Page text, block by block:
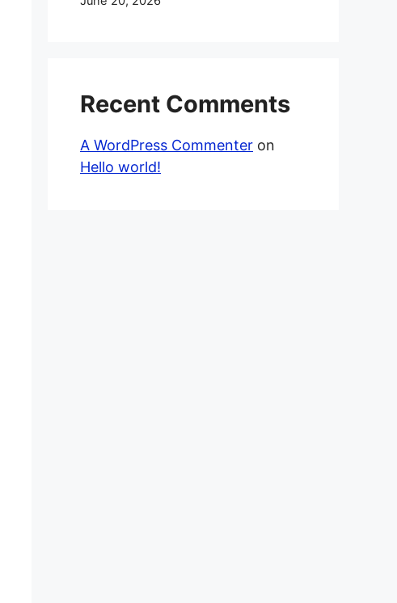
Recent Comments
A WordPress Commenter on
Hello world!